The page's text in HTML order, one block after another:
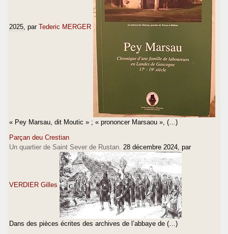
2025 , par Tederic MERGER
« Pey Marsau, dit Moutic » ; « prononcer Marsaou », (…)
Parçan deu Crestian
Un quartier de Saint Sever de Rustan. 28 décembre 2024 , par
VERDIER Gilles
Dans des pièces écrites des archives de l’abbaye de (…)